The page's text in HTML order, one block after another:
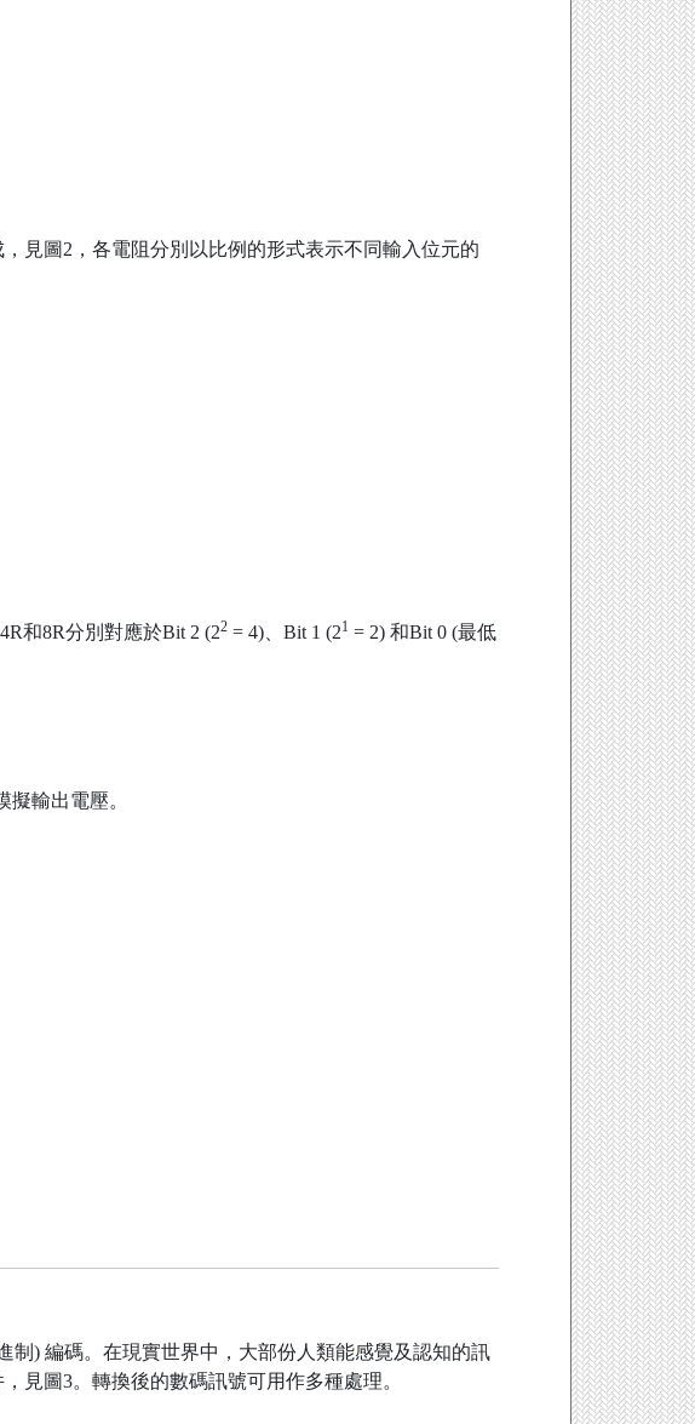
見圖2，各電阻分別以比例的形式表示不同輸入位元的
和8R分別對應於Bit 2 (22 = 4)、Bit 1 (21 = 2) 和Bit 0 (最低
輸出電壓。
制) 編碼。在現實世界中，大部份人類能感覺及認知的訊
見圖3。轉換後的數碼訊號可用作多種處理。